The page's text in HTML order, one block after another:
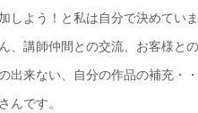
しよう！と私は自分で決めてい
、講師仲間との交流、お客様との
出来ない、自分の作品の補充・・
んです。